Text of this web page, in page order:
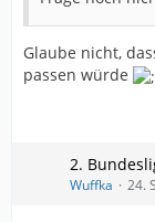
Glaube nicht,
passen würde
2.
Wuffka 24.